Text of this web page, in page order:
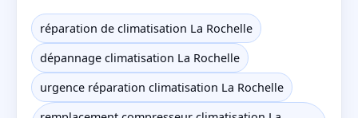
réparation de climatisation La Rochelle
dépannage climatisation La Rochelle
urgence réparation climatisation La Rochelle